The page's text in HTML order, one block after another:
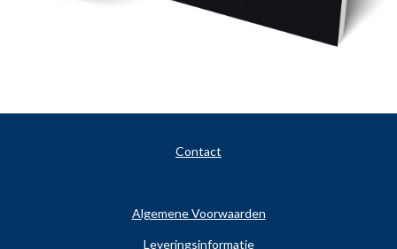
Contact
Algemene Voorwaarden
Leveringsinformatie